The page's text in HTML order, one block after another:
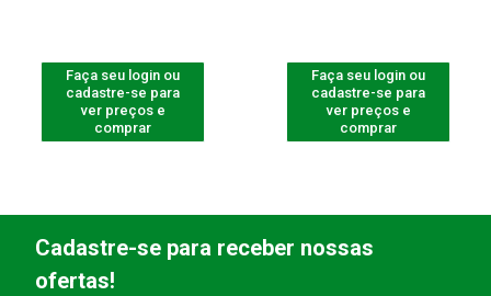
Faça seu login ou
cadastre-se para
ver preços e
comprar
Faça seu login ou
cadastre-se para
ver preços e
comprar
Cadastre-se para receber nossas
ofertas!